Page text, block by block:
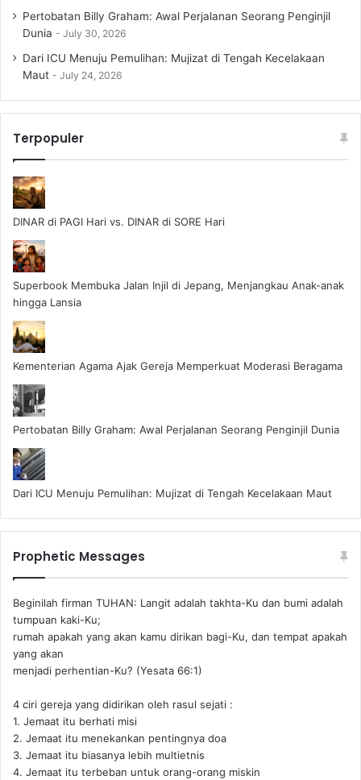
Pertobatan Billy Graham: Awal Perjalanan Seorang Penginjil
Dunia
July 30, 2026
Dari ICU Menuju Pemulihan: Mujizat di Tengah Kecelakaan
Maut
July 24, 2026
Terpopuler
DINAR di PAGI Hari vs. DINAR di SORE Hari
Superbook Membuka Jalan Injil di Jepang, Menjangkau Anak-anak
hingga Lansia
Kementerian Agama Ajak Gereja Memperkuat Moderasi Beragama
Pertobatan Billy Graham: Awal Perjalanan Seorang Penginjil Dunia
Dari ICU Menuju Pemulihan: Mujizat di Tengah Kecelakaan Maut
Prophetic Messages
Beginilah firman TUHAN: Langit adalah takhta-Ku dan bumi adalah
tumpuan kaki-Ku;
rumah apakah yang akan kamu dirikan bagi-Ku, dan tempat apakah
yang akan
menjadi perhentian-Ku? (Yesata 66:1) ‪
4 ciri gereja yang didirikan oleh rasul sejati :
1. Jemaat itu berhati misi
2. Jemaat itu menekankan pentingnya doa
3. Jemaat itu biasanya lebih multietnis
4. Jemaat itu terbeban untuk orang-orang miskin